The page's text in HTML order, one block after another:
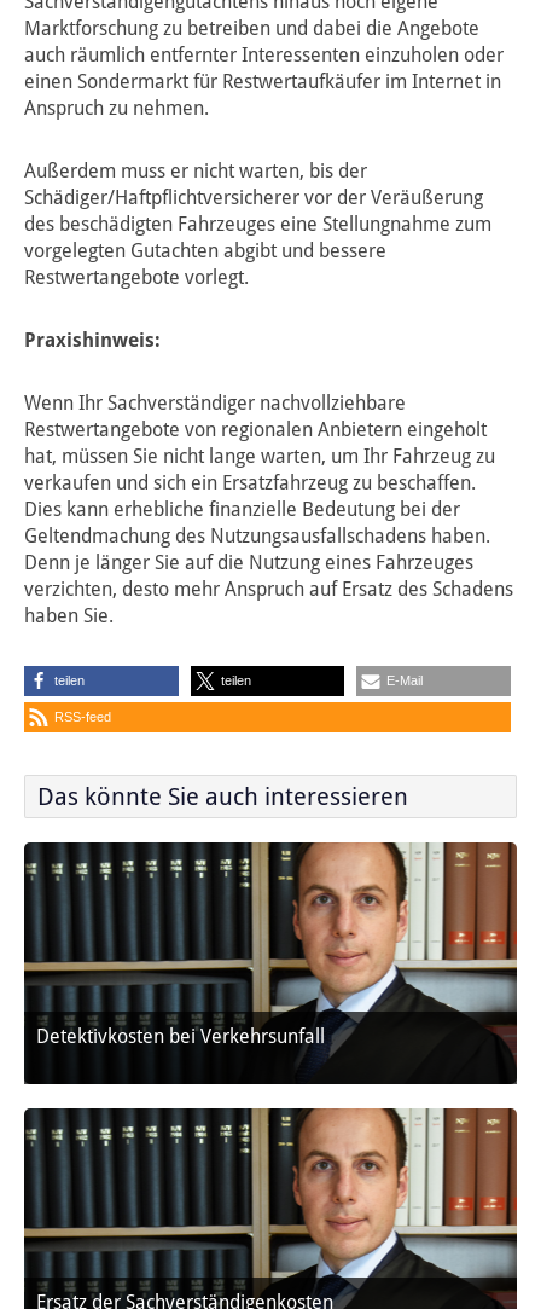
Marktforschung zu betreiben und dabei die Angebote
auch räumlich entfernter Interessenten einzuholen oder
einen Sondermarkt für Restwertaufkäufer im Internet in
Anspruch zu nehmen.
Außerdem muss er nicht warten, bis der
Schädiger/Haftpflichtversicherer vor der Veräußerung
des beschädigten Fahrzeuges eine Stellungnahme zum
vorgelegten Gutachten abgibt und bessere
Restwertangebote vorlegt.
Praxishinweis:
Wenn Ihr Sachverständiger nachvollziehbare
Restwertangebote von regionalen Anbietern eingeholt
hat, müssen Sie nicht lange warten, um Ihr Fahrzeug zu
verkaufen und sich ein Ersatzfahrzeug zu beschaffen.
Dies kann erhebliche finanzielle Bedeutung bei der
Geltendmachung des Nutzungsausfallschadens haben.
Denn je länger Sie auf die Nutzung eines Fahrzeuges
verzichten, desto mehr Anspruch auf Ersatz des Schadens
haben Sie.
teilen teilen E-Mail
RSS-feed
Das könnte Sie auch interessieren
Detektivkosten bei Verkehrsunfall
Ersatz der Sachverständigenkosten